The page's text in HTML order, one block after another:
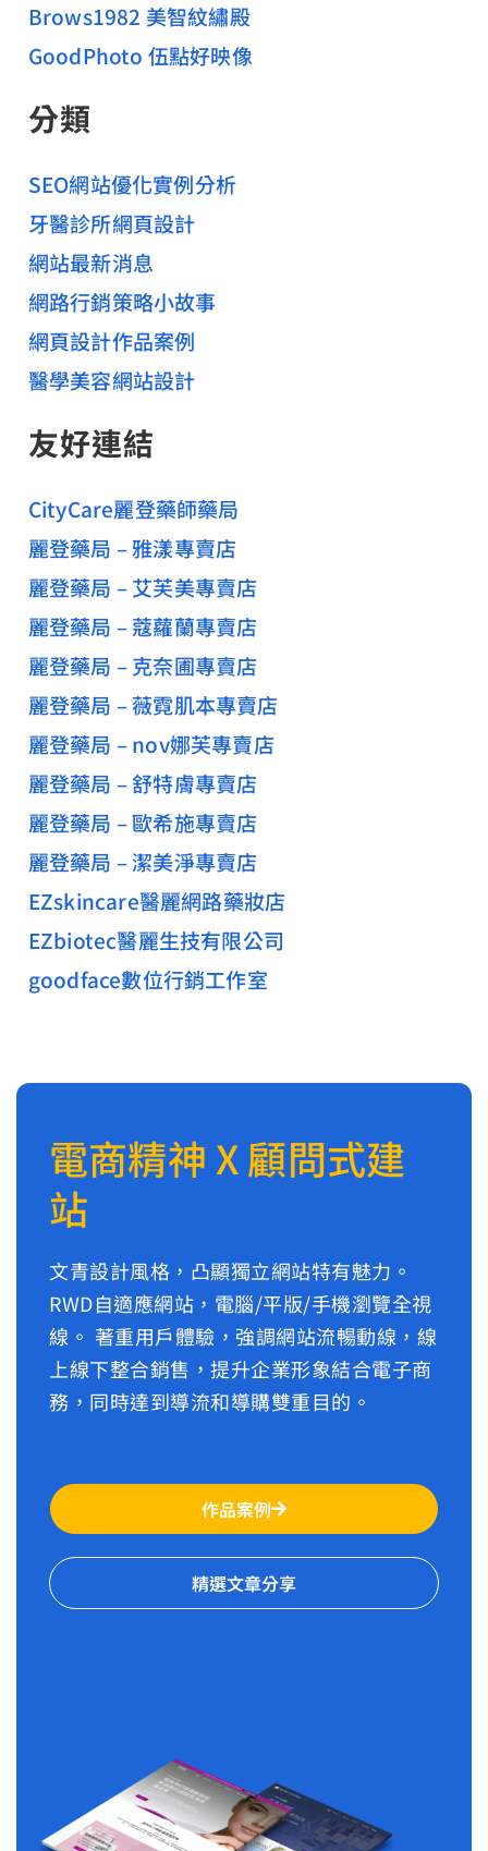
Brows1982 美智紋繡殿
GoodPhoto 伍點好映像
分類
SEO網站優化實例分析
牙醫診所網頁設計
網站最新消息
網路行銷策略小故事
網頁設計作品案例
醫學美容網站設計
友好連結
CityCare麗登藥師藥局
麗登藥局 – 雅漾專賣店
麗登藥局 – 艾芙美專賣店
麗登藥局 – 蔻蘿蘭專賣店
麗登藥局 – 克奈圃專賣店
麗登藥局 – 薇霓肌本專賣店
麗登藥局 – nov娜芙專賣店
麗登藥局 – 舒特膚專賣店
麗登藥局 – 歐希施專賣店
麗登藥局 – 潔美淨專賣店
EZskincare醫麗網路藥妝店
EZbiotec醫麗生技有限公司
goodface數位行銷工作室
電商精神 X 顧問式建
站
文青設計風格，凸顯獨立網站特有魅力。
RWD自適應網站，電腦/平版/手機瀏覽全視
線。 著重用戶體驗，強調網站流暢動線，線
上線下整合銷售，提升企業形象結合電子商
務，同時達到導流和導購雙重目的。
作品案例
精選文章分享